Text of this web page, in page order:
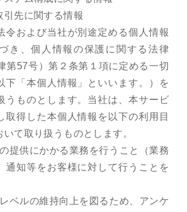
引先に関する情報
令および当社が別途定める個人情報
き、個人情報の保護に関する法律
第57号）第２条第１項に定める一切
下「本個人情報」といいます。）を
ものとします。当社は、本サービ
取得した本個人情報を以下の利用目
て取り扱うものとします。
提供にかかる業務を行うこと（業務
通知等をお客様に対して行うことを
ベルの維持向上を図るため、アンケ